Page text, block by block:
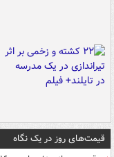
قیمت‌های روز در یک نگاه